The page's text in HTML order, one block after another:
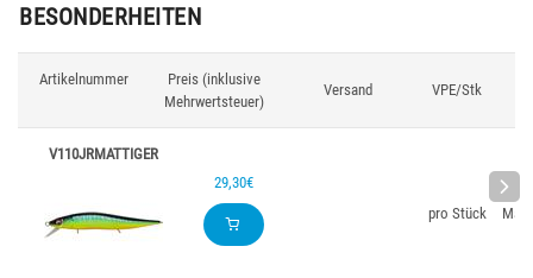
BESONDERHEITEN
Artikelnummer
Preis (inklusive
Mehrwertsteuer)
Versand VPE/Stk
V110JRMATTIGER
29,30€
pro Stück
Matt